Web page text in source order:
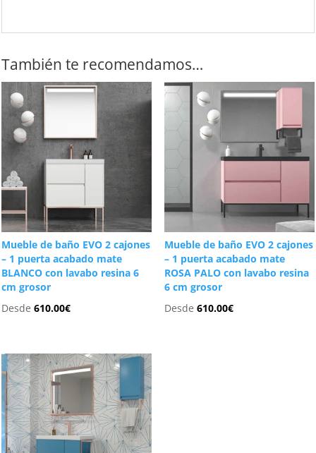
También te recomendamos…
Mueble de baño EVO 2 cajones
– 1 puerta acabado mate
BLANCO con lavabo resina 6
cm grosor
Desde610.00€
Mueble de baño EVO 2 cajones
– 1 puerta acabado mate
ROSA PALO con lavabo resina
6 cm grosor
Desde 610.00€